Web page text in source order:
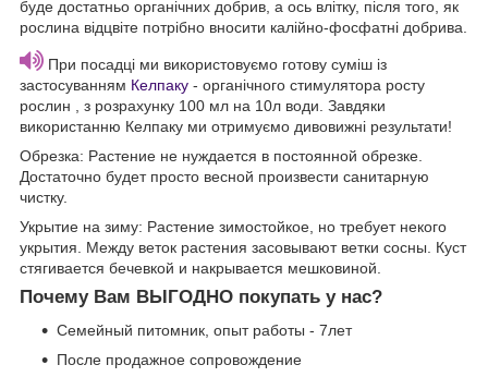
буде достатньо органічних добрив, а ось влітку, після того, як
рослина відцвіте потрібно вносити калійно-фосфатні добрива.
При посадці ми використовуємо готову суміш із
застосуванням Келпаку - органічного стимулятора росту
рослин , з розрахунку 100 мл на 10л води. Завдяки
використанню Келпаку ми отримуємо дивовижні результати!
Обрезка: Растение не нуждается в постоянной обрезке.
Достаточно будет просто весной произвести санитарную
чистку.
Укрытие на зиму: Растение зимостойкое, но требует некого
укрытия. Между веток растения засовывают ветки сосны. Куст
стягивается бечевкой и накрывается мешковиной.
Почему Вам ВЫГОДНО покупать у нас?
Семейный питомник, опыт работы - 7лет
После продажное сопровождение